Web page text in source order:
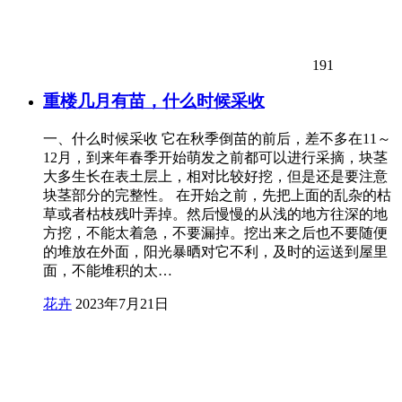
191
重楼几月有苗，什么时候采收
一、什么时候采收 它在秋季倒苗的前后，差不多在11～
12月，到来年春季开始萌发之前都可以进行采摘，块茎
大多生长在表土层上，相对比较好挖，但是还是要注意
块茎部分的完整性。 在开始之前，先把上面的乱杂的枯
草或者枯枝残叶弄掉。然后慢慢的从浅的地方往深的地
方挖，不能太着急，不要漏掉。挖出来之后也不要随便
的堆放在外面，阳光暴晒对它不利，及时的运送到屋里
面，不能堆积的太…
花卉 2023年7月21日